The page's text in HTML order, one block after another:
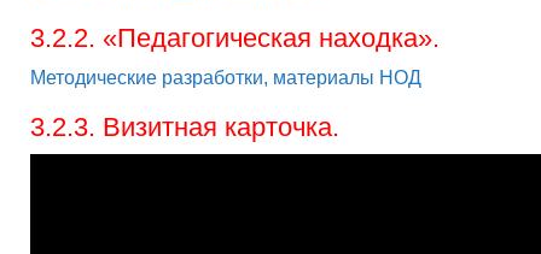
3.2.2. «Педагогическая находка».
Методические разработки, материалы НОД
3.2.3. Визитная карточка.